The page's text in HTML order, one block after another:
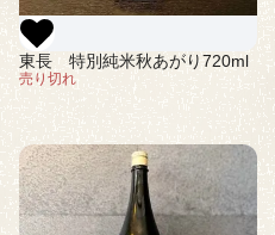
東長 特別純米秋あがり720ml
売り切れ